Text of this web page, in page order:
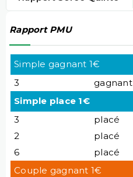
Rapport PMU
Simple gagnant 1€
3
gagnant
Simple place 1€
3
placé
2
placé
6
placé
Couple gagnant 1€